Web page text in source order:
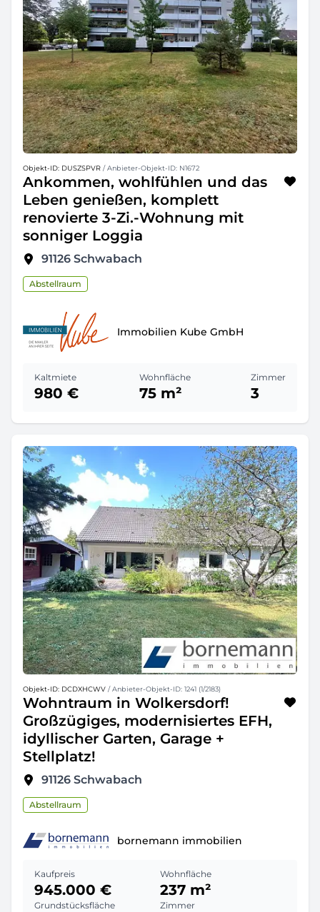
Objekt-ID: DUSZSPVR / Anbieter-Objekt-ID: N1672
Ankommen, wohlfühlen und das
Leben genießen, komplett
renovierte 3-Zi.-Wohnung mit
sonniger Loggia
91126 Schwabach
Abstellraum
Immobilien Kube GmbH
Kaltmiete
980 €
Wohnfläche
75 m²
Zimmer
3
Objekt-ID: DCDXHCWV / Anbieter-Objekt-ID: 1241 (1/2183)
Wohntraum in Wolkersdorf!
Großzügiges, modernisiertes EFH,
idyllischer Garten, Garage +
Stellplatz!
91126 Schwabach
Abstellraum
bornemann immobilien
Kaufpreis
945.000 €
Wohnfläche
237 m²
Grundstücksfläche Zimmer